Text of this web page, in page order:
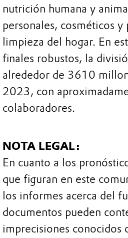
nutrición humana y
personales, cosméticos y
limpieza del hogar. En
finales robustos, la
alrededor de 3610
2023, con
colaboradores.
NOTA LEGAL:
En cuanto a los
que figuran en este
los informes acerca del
documentos pueden
imprecisiones conocidos